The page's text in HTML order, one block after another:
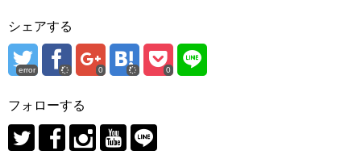
シェアする
error 0 0
フォローする